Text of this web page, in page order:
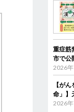
重症筋
市で公
2026
【が
命」】
2026